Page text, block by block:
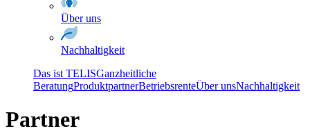
Über uns
Nachhaltigkeit
Das ist TELISGanzheitliche
BeratungProduktpartnerBetriebsrenteÜber unsNachhaltigkeit
Partner